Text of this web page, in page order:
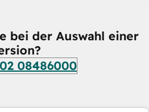
bei der Auswahl einer
08486000